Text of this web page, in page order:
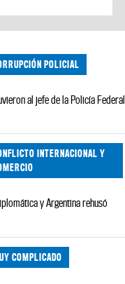
POLICIAL
al jefe de la Policía Federal
INTERNACIONAL Y
y Argentina rehusó
COMPLICADO